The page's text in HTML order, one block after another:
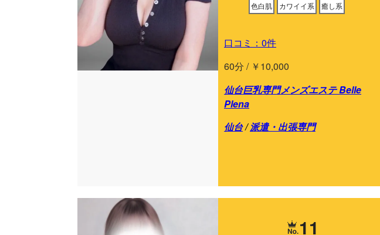
色白肌 カワイイ系 癒し系
口コミ：0件
60分 / ￥10,000
仙台巨乳専門メンズエステ Belle
Plena
仙台/派遣・出張専門
11